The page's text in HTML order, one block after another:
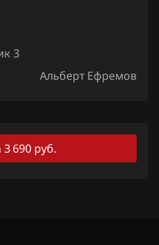
3
Альберт Ефремов
3 690 руб.